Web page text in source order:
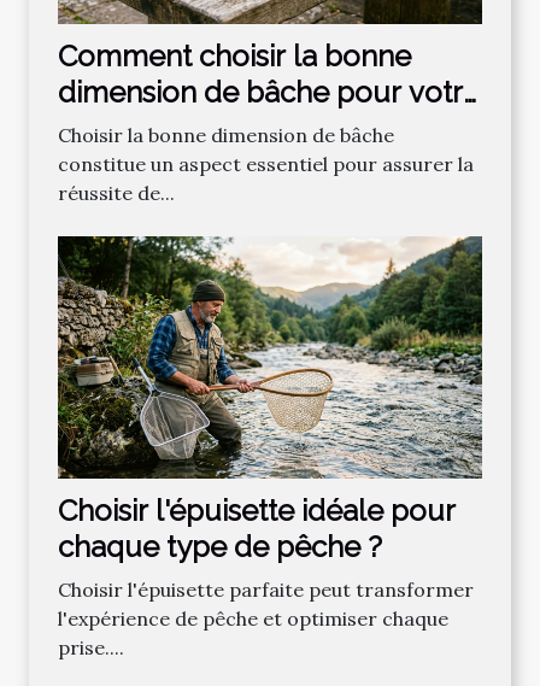
Comment choisir la bonne
dimension de bâche pour votre
projet ?
Choisir la bonne dimension de bâche
constitue un aspect essentiel pour assurer la
réussite de...
Choisir l'épuisette idéale pour
chaque type de pêche ?
Choisir l'épuisette parfaite peut transformer
l'expérience de pêche et optimiser chaque
prise....